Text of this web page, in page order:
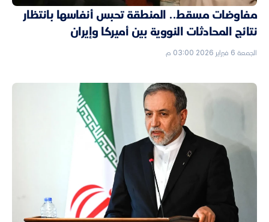
مفاوضات مسقط.. المنطقة تحبس أنفاسها بانتظار
نتائج المحادثات النووية بين أميركا وإيران
الجمعة 6 فبراير 2026 03:00 م